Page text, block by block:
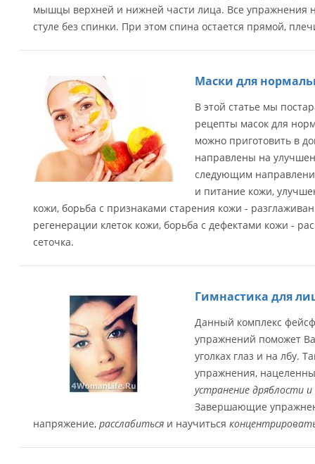
мышцы верхней и нижней части лица. Все упражнения
стуле без спинки. При этом спина остается прямой,
Маски для
В этой статье мы
рецепты масок для
можно приготовить в
направлены на
следующим
и питание кожи,
кожи, борьба с признаками старения кожи -
регенерации клеток кожи, борьба с дефектами кожи -
сеточка.
Гимнастика для
Данный комплекс
упражнений поможет
уголках глаз и на лбу.
упражнения,
устранение дряблости
Завершающие
напряжение, расслабиться и научиться